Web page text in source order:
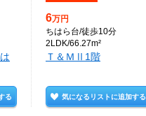
る
6万円
ちはら台/徒歩10分
2LDK/66.27m²
Ｔ＆ＭⅡ1階
気になるリストに追加する